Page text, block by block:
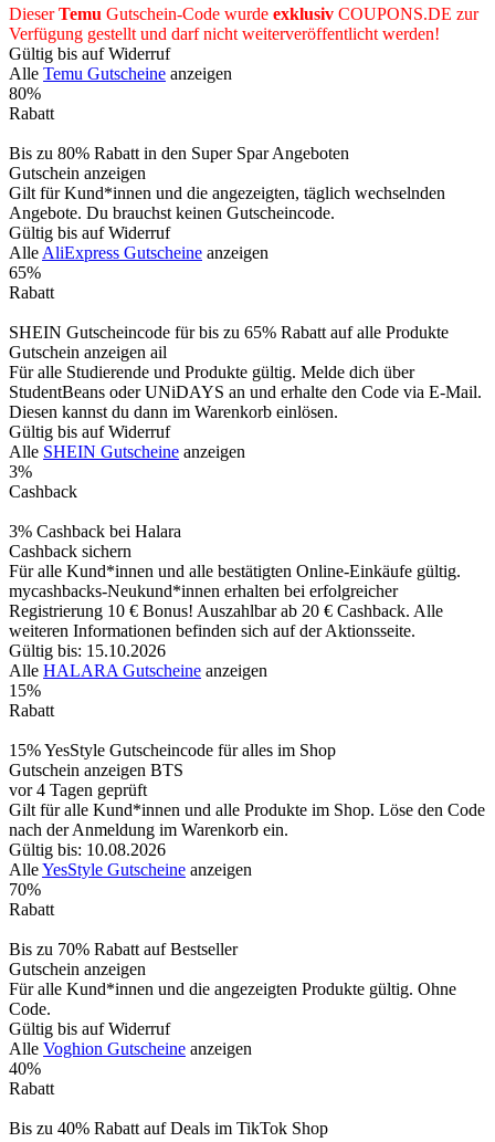
DieserTemu Gutschein-Code wurde exklusiv COUPONS.DE zur
Verfügung gestellt und darf nicht weiterveröffentlicht werden!
Gültig bis auf Widerruf
Alle Temu Gutscheine anzeigen
80%
Rabatt
Bis zu 80% Rabatt in den Super Spar Angeboten
Gutschein anzeigen
Gilt für Kund*innen und die angezeigten, täglich wechselnden
Angebote. Du brauchst keinen Gutscheincode.
Gültig bis auf Widerruf
AlleAliExpress Gutscheine anzeigen
65%
Rabatt
SHEIN Gutscheincode für bis zu 65% Rabatt auf alle Produkte
Gutschein anzeigen ail
Für alle Studierende und Produkte gültig. Melde dich über
StudentBeans oder UNiDAYS an und erhalte den Code via E-Mail.
Diesen kannst du dann im Warenkorb einlösen.
Gültig bis auf Widerruf
Alle SHEIN Gutscheine anzeigen
3%
Cashback
3% Cashback bei Halara
Cashback sichern
Für alle Kund*innen und alle bestätigten Online-Einkäufe gültig.
mycashbacks-Neukund*innen erhalten bei erfolgreicher
Registrierung 10 € Bonus! Auszahlbar ab 20 € Cashback. Alle
weiteren Informationen befinden sich auf der Aktionsseite.
Gültig bis: 15.10.2026
Alle HALARA Gutscheine anzeigen
15%
Rabatt
15% YesStyle Gutscheincode für alles im Shop
Gutschein anzeigen BTS
vor 4 Tagen geprüft
Gilt für alle Kund*innen und alle Produkte im Shop. Löse den Code
nach der Anmeldung im Warenkorb ein.
Gültig bis: 10.08.2026
AlleYesStyle Gutscheine anzeigen
70%
Rabatt
Bis zu 70% Rabatt auf Bestseller
Gutschein anzeigen
Für alle Kund*innen und die angezeigten Produkte gültig. Ohne
Code.
Gültig bis auf Widerruf
Alle Voghion Gutscheine anzeigen
40%
Rabatt
Bis zu 40% Rabatt auf Deals im TikTok Shop